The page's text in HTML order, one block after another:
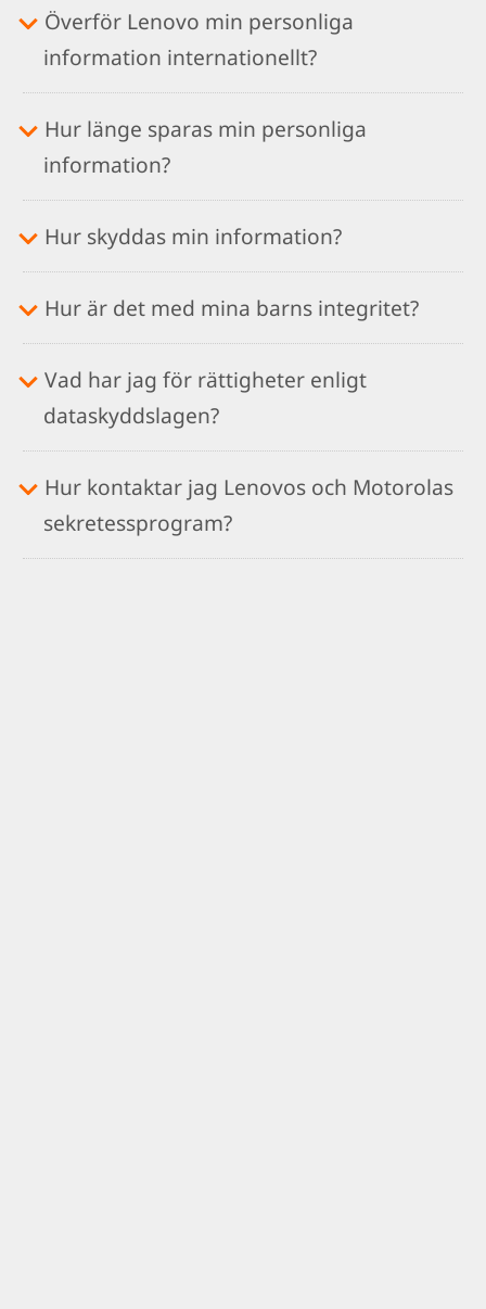
Överför Lenovo min personliga
information internationellt?
Hur länge sparas min personliga
information?
Hur skyddas min information?
Hur är det med mina barns integritet?
Vad har jag för rättigheter enligt
dataskyddslagen?
Hur kontaktar jag Lenovos och Motorolas
sekretessprogram?